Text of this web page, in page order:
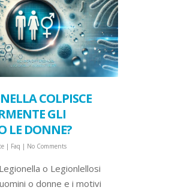
COLPISCE
GLI
LE DONNE?
| Faq | No Comments
o Legionlellosi
o donne e i motivi